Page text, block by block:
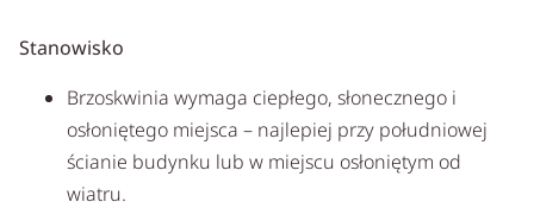
Stanowisko
Brzoskwinia wymaga ciepłego, słonecznego i
osłoniętego miejsca – najlepiej przy południowej
ścianie budynku lub w miejscu osłoniętym od
wiatru.